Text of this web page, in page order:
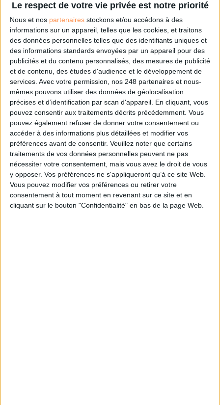
Le respect de votre vie privée est notre priorité
Nous et nos partenaires stockons et/ou accédons à des
informations sur un appareil, telles que les cookies, et traitons
des données personnelles telles que des identifiants uniques et
des informations standards envoyées par un appareil pour des
publicités et du contenu personnalisés, des mesures de publicité
et de contenu, des études d'audience et le développement de
services. Avec votre permission, nos 248 partenaires et nous-
mêmes pouvons utiliser des données de géolocalisation
précises et d’identification par scan d'appareil. En cliquant, vous
pouvez consentir aux traitements décrits précédemment. Vous
pouvez également refuser de donner votre consentement ou
accéder à des informations plus détaillées et modifier vos
préférences avant de consentir. Veuillez noter que certains
traitements de vos données personnelles peuvent ne pas
nécessiter votre consentement, mais vous avez le droit de vous
y opposer. Vos préférences ne s'appliqueront qu’à ce site Web.
Vous pouvez modifier vos préférences ou retirer votre
consentement à tout moment en revenant sur ce site et en
cliquant sur le bouton "Confidentialité" en bas de la page Web.
Archivage physique et électronique : enjeux, méthodes et
outils
Stratégie data : tirez profit de l’intelligence des
données
LES DERNIÈRES PARUTIONS